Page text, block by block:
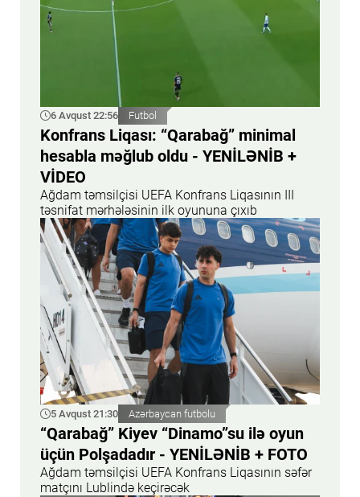
6 Avqust 22:56 Futbol
Konfrans Liqası: “Qarabağ” minimal
hesabla məğlub oldu - YENİLƏNİB +
VİDEO
Ağdam təmsilçisi UEFA Konfrans Liqasının III
təsnifat mərhələsinin ilk oyununa çıxıb
5 Avqust 21:30 Azərbaycan futbolu
“Qarabağ” Kiyev “Dinamo”su ilə oyun
üçün Polşadadır - YENİLƏNİB + FOTO
Ağdam təmsilçisi UEFA Konfrans Liqasının səfər
matçını Lublində keçirəcək